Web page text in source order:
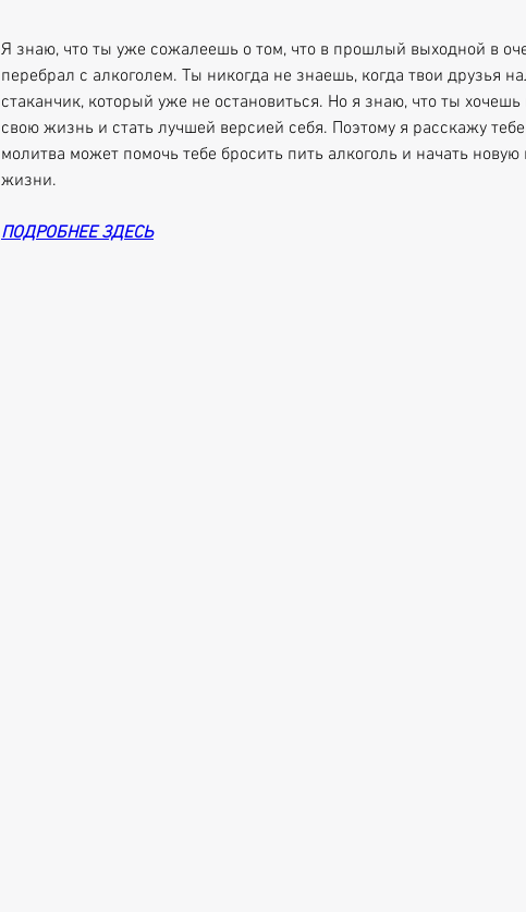
Я знаю, что ты уже сожалеешь о том, что в прошлый выходной в
перебрал с алкоголем. Ты никогда не знаешь, когда твои друзья
стаканчик, который уже не остановиться. Но я знаю, что ты
свою жизнь и стать лучшей версией себя. Поэтому я расскажу
молитва может помочь тебе бросить пить алкоголь и начать новую
жизни.
ПОДРОБНЕЕ ЗДЕСЬ